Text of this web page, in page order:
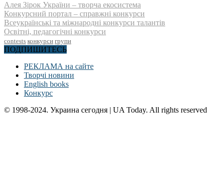
Алея Зірок України – творча екосистема
Конкурсний портал – справжні конкурси
Всеукраїнські та міжнародні конкурси талантів
Освітні, педагогічні конкурси
contests конкурси групи
ПОДПИШИТЕСЬ
РЕКЛАМА на сайте
Творчі новини
English books
Конкурс
© 1998-2024. Украина сегодня | UA Today. All rights reserved